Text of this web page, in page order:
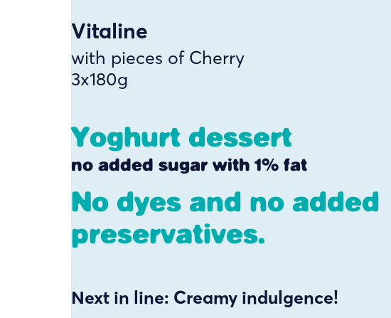
Vitaline
with pieces of Cherry
3x180g
Yoghurt dessert
no added sugar with 1% fat
No dyes and no added
preservatives.
Next in line: Creamy indulgence!